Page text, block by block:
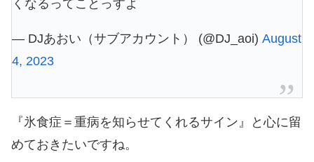
くなるってことっすよ
— DJあおい（サブアカウント） (@DJ_aoi) August
4, 2023
『氷食症＝重病を知らせてくれるサイン』と心に留
めておきたいですね。